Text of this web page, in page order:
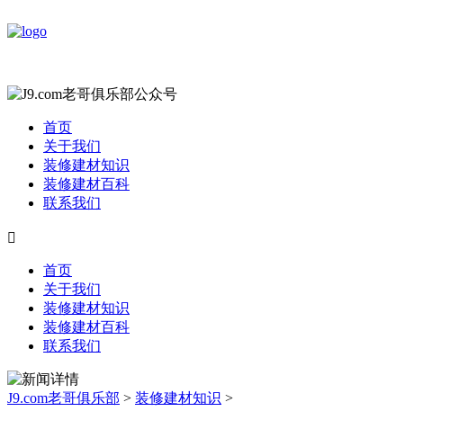
首页
关于我们
装修建材知识
装修建材百科
联系我们

首页
关于我们
装修建材知识
装修建材百科
联系我们
J9.com老哥俱乐部 > 装修建材知识 >